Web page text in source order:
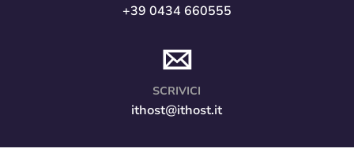
+39 0434 660555
SCRIVICI
ithost@ithost.it